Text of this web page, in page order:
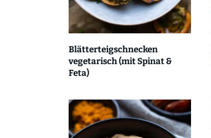
Blätterteigschnecken
vegetarisch (mit Spinat &
Feta)